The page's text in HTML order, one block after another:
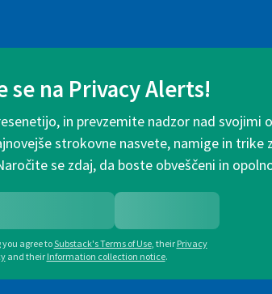
se na Privacy Alerts!
in prevzemite nadzor nad svojimi
strokovne nasvete, namige in trike
se zdaj, da boste obveščeni in
agree toSubstack's Terms of Use, their Privacy
and their Information collection notice.